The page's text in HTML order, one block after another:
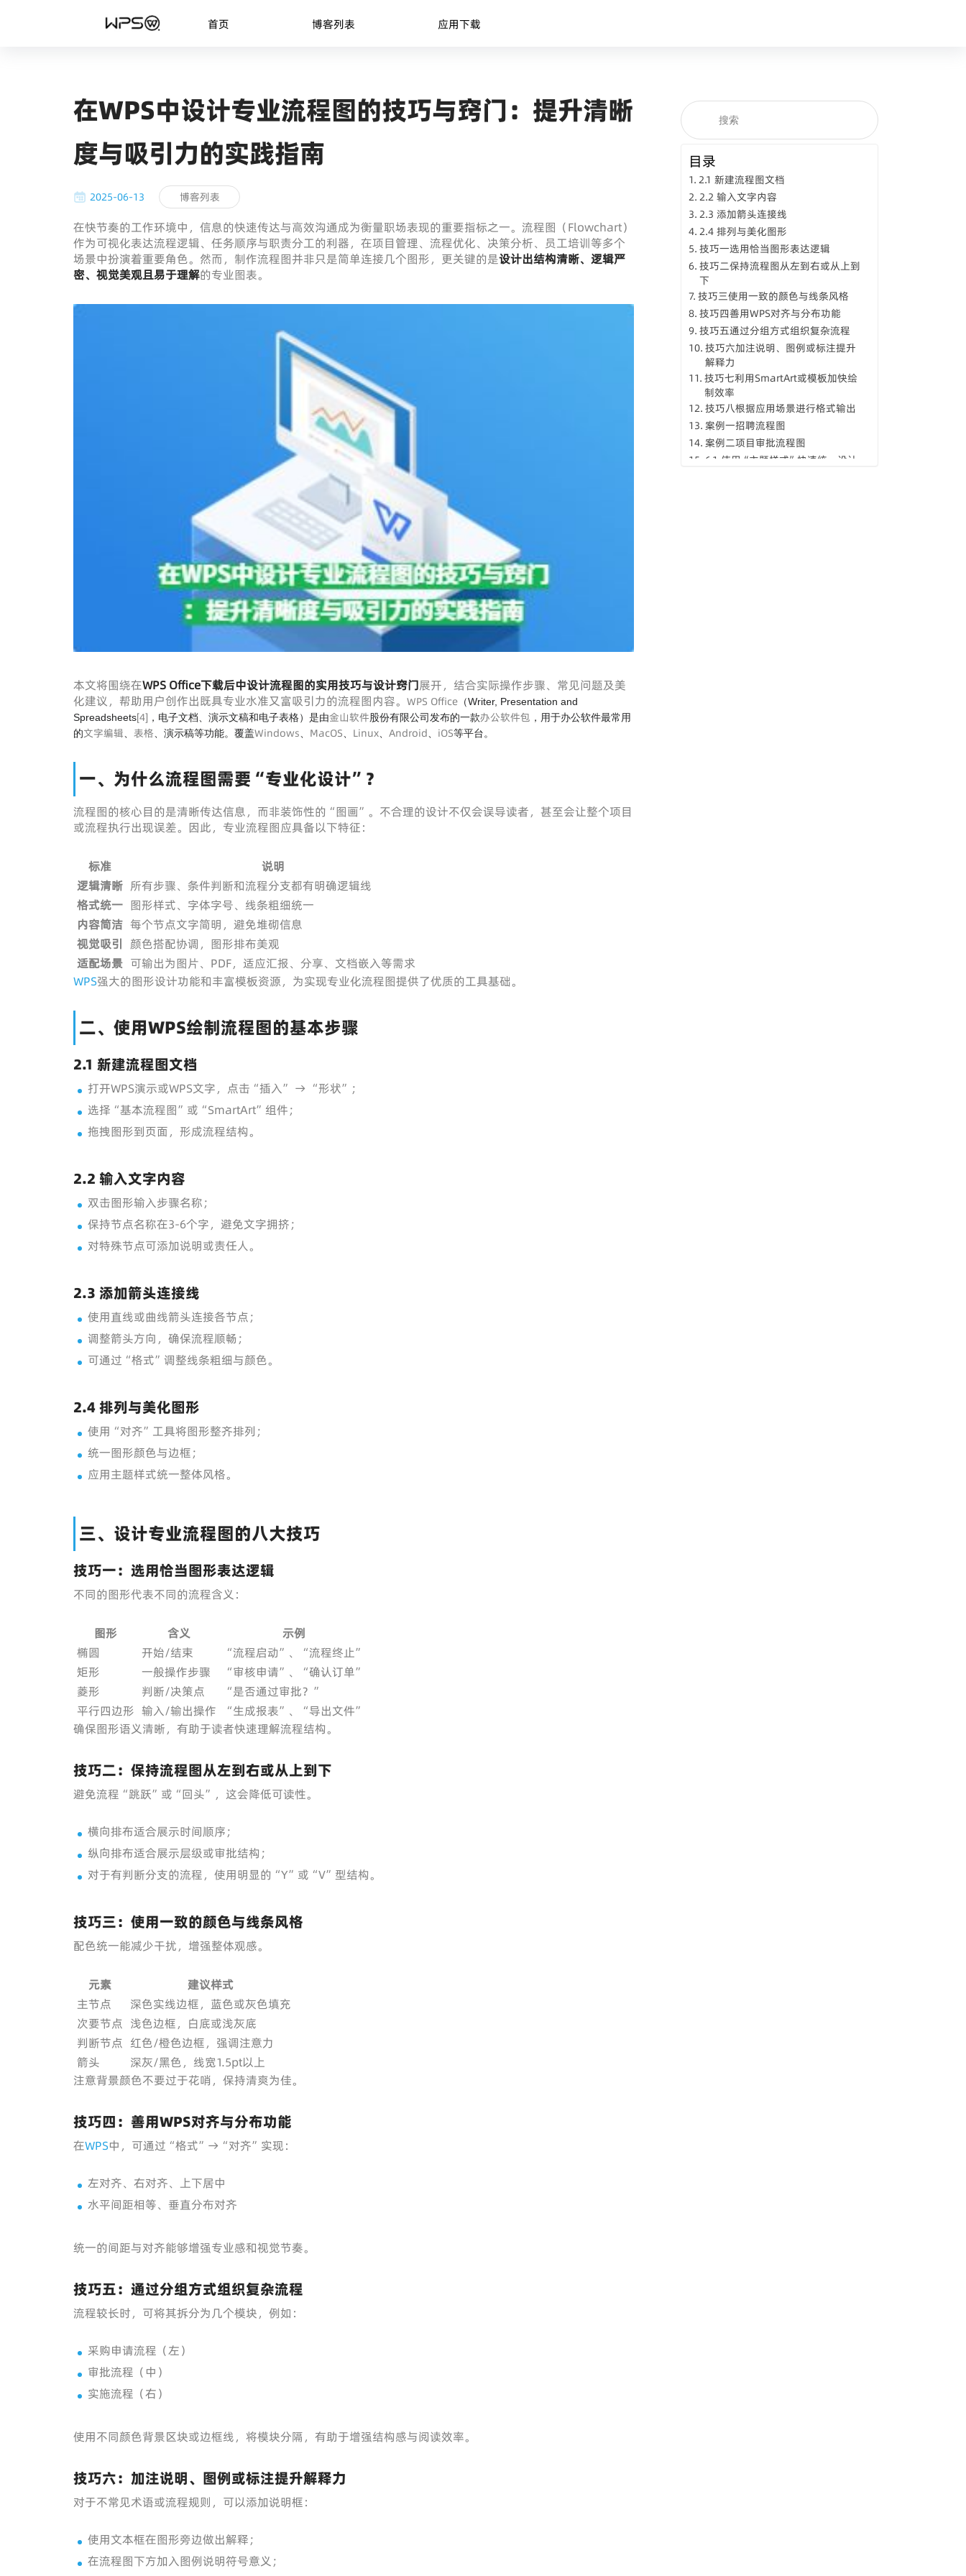
首页 博客列表 应用下载
在WPS中设计专业流程图的技巧与窍门：提升清晰
度与吸引力的实践指南
2025-06-13 博客列表
在快节奏的工作环境中，信息的快速传达与高效沟通成为衡量职场表现的重要指标之一。流程图（Flowchart）
作为可视化表达流程逻辑、任务顺序与职责分工的利器，在项目管理、流程优化、决策分析、员工培训等多个
场景中扮演着重要角色。然而，制作流程图并非只是简单连接几个图形，更关键的是设计出结构清晰、逻辑严
密、视觉美观且易于理解的专业图表。
本文将围绕在WPS Office下载后中设计流程图的实用技巧与设计窍门展开，结合实际操作步骤、常见问题及美
化建议，帮助用户创作出既具专业水准又富吸引力的流程图内容。 WPS Office （Writer, Presentation and
Spreadsheets[4] ，电子文档、演示文稿和电子表格）是由金山软件股份有限公司发布的一款办公软件包 ，用于办公软件最常用
的文字编辑 表格 、演示稿等功能。覆盖Windows MacOS Linux Android iOS等平台。
一、为什么流程图需要“专业化设计”？
流程图的核心目的是清晰传达信息，而非装饰性的“图画”。不合理的设计不仅会误导读者，甚至会让整个项目
或流程执行出现误差。因此，专业流程图应具备以下特征：
标准
说明
逻辑清晰 所有步骤、条件判断和流程分支都有明确逻辑线
格式统一 图形样式、字体字号、线条粗细统一
内容简洁 每个节点文字简明，避免堆砌信息
视觉吸引 颜色搭配协调，图形排布美观
适配场景 可输出为图片、PDF，适应汇报、分享、文档嵌入等需求
WPS强大的图形设计功能和丰富模板资源，为实现专业化流程图提供了优质的工具基础。
二、使用WPS绘制流程图的基本步骤
2.1 新建流程图文档
打开WPS演示或WPS文字，点击“插入” → “形状”；
选择“基本流程图”或“SmartArt”组件；
拖拽图形到页面，形成流程结构。
2.2 输入文字内容
双击图形输入步骤名称；
保持节点名称在3-6个字，避免文字拥挤；
对特殊节点可添加说明或责任人。
2.3 添加箭头连接线
使用直线或曲线箭头连接各节点；
调整箭头方向，确保流程顺畅；
可通过“格式”调整线条粗细与颜色。
2.4 排列与美化图形
使用“对齐”工具将图形整齐排列；
统一图形颜色与边框；
应用主题样式统一整体风格。
三、设计专业流程图的八大技巧
技巧一：选用恰当图形表达逻辑
不同的图形代表不同的流程含义：
图形 含义
示例
椭圆
开始/结束
“流程启动”、“流程终止”
矩形
一般操作步骤
“审核申请”、“确认订单”
菱形
判断/决策点
“是否通过审批？”
平行四边形 输入/输出操作
“生成报表”、“导出文件”
确保图形语义清晰，有助于读者快速理解流程结构。
技巧二：保持流程图从左到右或从上到下
避免流程“跳跃”或“回头”，这会降低可读性。
横向排布适合展示时间顺序；
纵向排布适合展示层级或审批结构；
对于有判断分支的流程，使用明显的“Y”或“V”型结构。
技巧三：使用一致的颜色与线条风格
配色统一能减少干扰，增强整体观感。
元素
建议样式
主节点
深色实线边框，蓝色或灰色填充
次要节点 浅色边框，白底或浅灰底
判断节点 红色/橙色边框，强调注意力
箭头
深灰/黑色，线宽1.5pt以上
注意背景颜色不要过于花哨，保持清爽为佳。
技巧四：善用WPS对齐与分布功能
在WPS中，可通过“格式”→“对齐”实现：
左对齐、右对齐、上下居中
水平间距相等、垂直分布对齐
统一的间距与对齐能够增强专业感和视觉节奏。
技巧五：通过分组方式组织复杂流程
流程较长时，可将其拆分为几个模块，例如：
采购申请流程（左）
审批流程（中）
实施流程（右）
使用不同颜色背景区块或边框线，将模块分隔，有助于增强结构感与阅读效率。
技巧六：加注说明、图例或标注提升解释力
对于不常见术语或流程规则，可以添加说明框：
使用文本框在图形旁边做出解释；
在流程图下方加入图例说明符号意义；
目录
2.1 新建流程图文档
2.2 输入文字内容
2.3 添加箭头连接线
2.4 排列与美化图形
技巧一选用恰当图形表达逻辑
技巧二保持流程图从左到右或从上到
下
技巧三使用一致的颜色与线条风格
技巧四善用WPS对齐与分布功能
技巧五通过分组方式组织复杂流程
技巧六加注说明、图例或标注提升
解释力
技巧七利用SmartArt或模板加快绘
制效率
技巧八根据应用场景进行格式输出
案例一招聘流程图
案例二项目审批流程图
6.1 使用“主题样式”快速统一设计